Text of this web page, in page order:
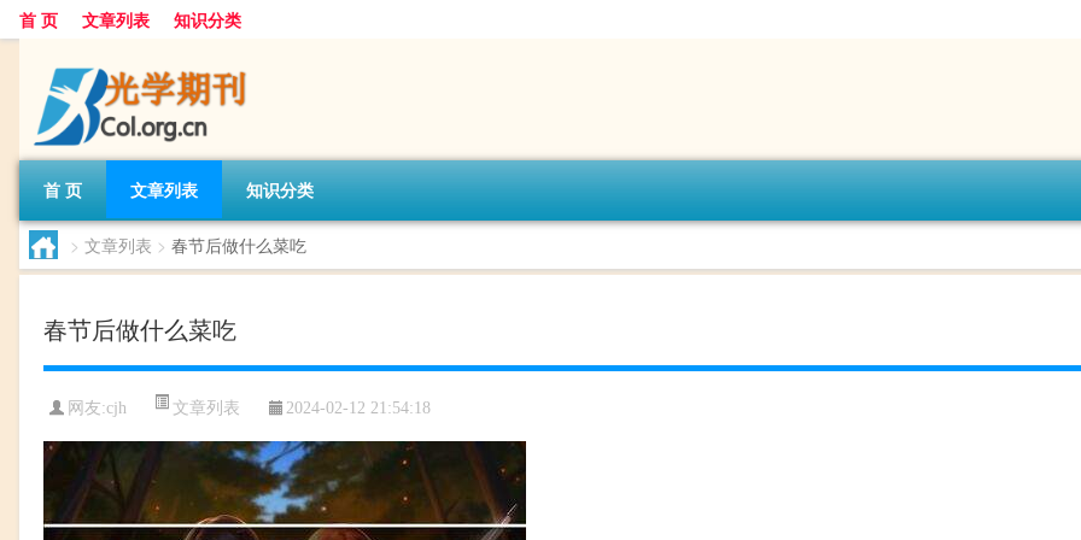
首 页 文章列表 知识分类
首 页 文章列表 知识分类
> 文章列表 > 春节后做什么菜吃
春节后做什么菜吃
网友:cjh 文章列表 2024-02-12 21:54:18